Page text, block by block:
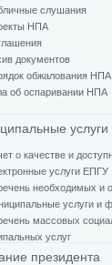
слушания
НПА
документов
обжалования НПА
об оспаривании НПА
услуги
о качестве и
услуги ЕПГУ
необходимых и
услуги и
массовых
услуг
президента